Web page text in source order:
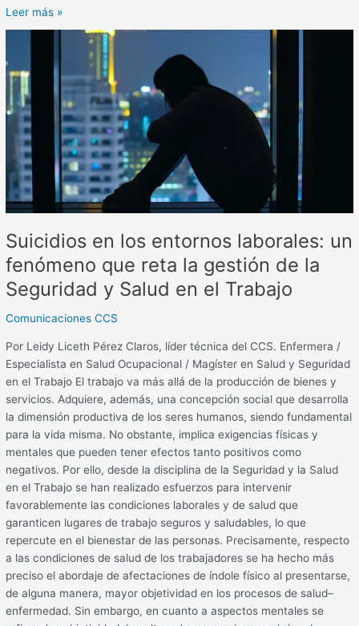
Leer más »
Suicidios en los entornos laborales: un
fenómeno que reta la gestión de la
Seguridad y Salud en el Trabajo
Comunicaciones CCS
Por Leidy Liceth Pérez Claros, líder técnica del CCS. Enfermera /
Especialista en Salud Ocupacional / Magíster en Salud y Seguridad
en el Trabajo El trabajo va más allá de la producción de bienes y
servicios. Adquiere, además, una concepción social que desarrolla
la dimensión productiva de los seres humanos, siendo fundamental
para la vida misma. No obstante, implica exigencias físicas y
mentales que pueden tener efectos tanto positivos como
negativos. Por ello, desde la disciplina de la Seguridad y la Salud
en el Trabajo se han realizado esfuerzos para intervenir
favorablemente las condiciones laborales y de salud que
garanticen lugares de trabajo seguros y saludables, lo que
repercute en el bienestar de las personas. Precisamente, respecto
a las condiciones de salud de los trabajadores se ha hecho más
preciso el abordaje de afectaciones de índole físico al presentarse,
de alguna manera, mayor objetividad en los procesos de salud–
enfermedad. Sin embargo, en cuanto a aspectos mentales se
los
entornos
laborales:
fenómeno
que
reta
la
gestión
de
la
Seguridad
y
Salud
en